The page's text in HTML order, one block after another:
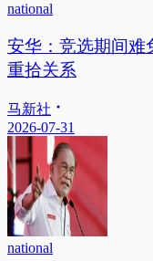
national
安华：竞选期间难
重拾关系
马新社
2026-07-31
national